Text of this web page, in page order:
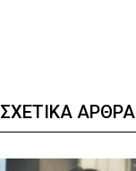
ΣΧΕΤΙΚΑ ΑΡΘΡΑ